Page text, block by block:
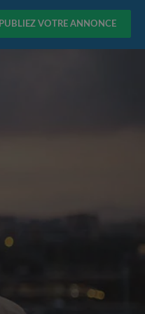
PUBLIEZ VOTRE ANNONCE